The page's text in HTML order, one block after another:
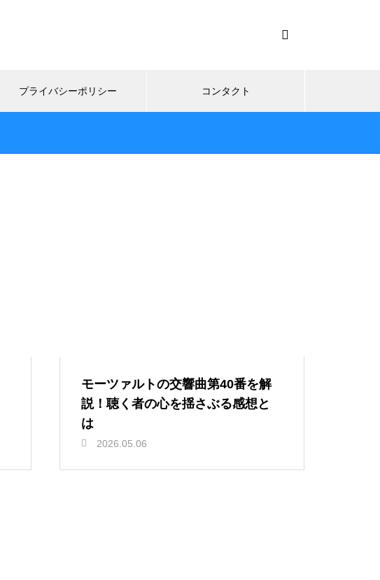
プライバシーポリシー コンタクト
モーツァルトの交響曲第40番を解
説！聴く者の心を揺さぶる感想と
は
2026.05.06